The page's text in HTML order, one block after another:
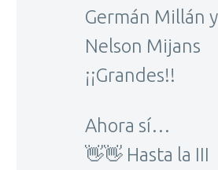
Germán Millán y
Nelson Mijans
¡¡Grandes!!
Ahora sí…
👋👋 Hasta la III